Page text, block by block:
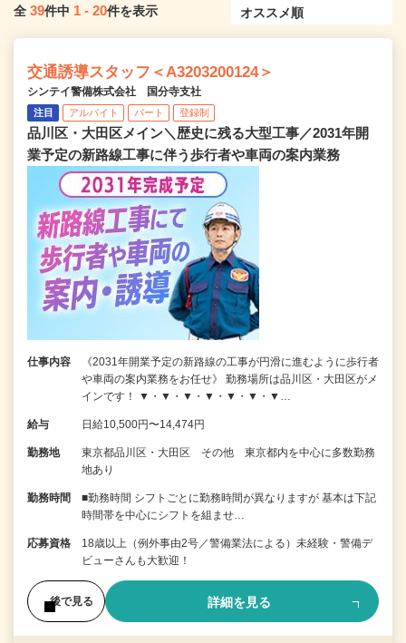
全 39件中 1 - 20件を表示
交通誘導スタッフ＜A3203200124＞
シンテイ警備株式会社 国分寺支社
注目 アルバイト パート 登録制
品川区・大田区メイン＼歴史に残る大型工事／2031年開
業予定の新路線工事に伴う歩行者や車両の案内業務
仕事内容
《2031年開業予定の新路線の工事が円滑に進むように歩行者
や車両の案内業務をお任せ》 勤務場所は品川区・大田区がメ
インです！ ▼・▼・▼・▼・▼・▼・▼…
給与 日給10,500円〜14,474円
勤務地
東京都品川区・大田区 その他 東京都内を中心に多数勤務
地あり
勤務時間
■勤務時間 シフトごとに勤務時間が異なりますが 基本は下記
時間帯を中心にシフトを組ませ…
応募資格
18歳以上（例外事由2号／警備業法による）未経験・警備デ
ビューさんも大歓迎！
後で見る 詳細を見る